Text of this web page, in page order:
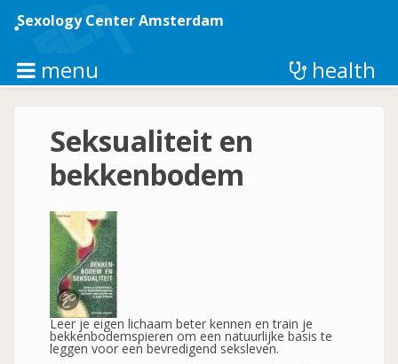
main
Sexology Center Amsterdam
menu health
Seksualiteit en
bekkenbodem
Leer je eigen lichaam beter kennen en train je
bekkenbodemspieren om een natuurlijke basis te
leggen voor een bevredigend seksleven.